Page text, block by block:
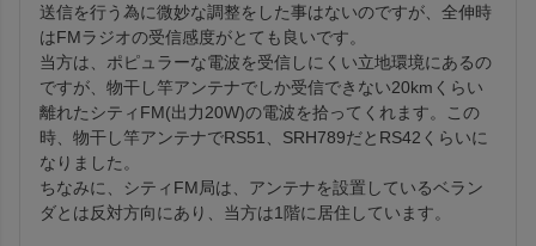
送信を行う為に微妙な調整をした事はないのですが、全伸時
はFMラジオの受信感度がとても良いです。
当方は、ポピュラーな電波を受信しにくい立地環境にあるの
ですが、物干し竿アンテナでしか受信できない20kmくらい
離れたシティFM(出力20W)の電波を拾ってくれます。この
時、物干し竿アンテナでRS51、SRH789だとRS42くらいに
なりました。
ちなみに、シティFM局は、アンテナを設置しているベラン
ダとは反対方向にあり、当方は1階に居住しています。